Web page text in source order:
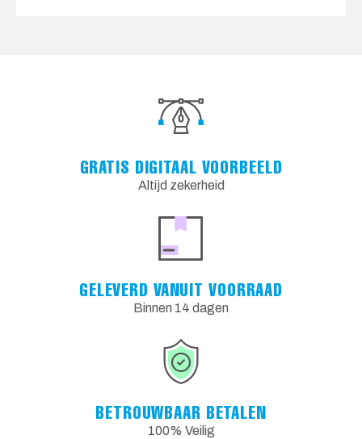
GRATIS DIGITAAL VOORBEELD
Altijd zekerheid
GELEVERD VANUIT VOORRAAD
Binnen 14 dagen
BETROUWBAAR BETALEN
100% Veilig